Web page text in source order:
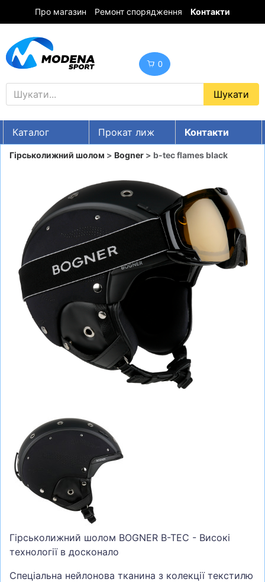
Про магазин Ремонт спорядження Контакти
0
Каталог Прокат лиж
Контакти
UA RU EN
ГІРСЬКІ ЛИЖІ
СНОУБОРДИ
ОДЯГ
ВЗУТТЯ
СУМКИ
ШОЛОМИ, ЗАХИСТ, ОКУЛЯРИ
БІГ, ФІТНЕС, М'ЯЧІ
ВЕЛОСИПЕДИ
ТУРИЗМ
Гірськолижний шолом > Bogner > b-tec flames black
Гірськолижний шолом BOGNER B-TEC - Високі
технології в досконало
Спеціальна нейлонова тканина з колекції текстилю